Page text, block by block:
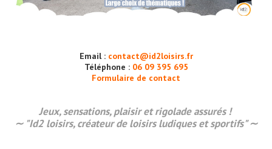
Email : contact@id2loisirs.fr
Téléphone : 06 09 395 695
Formulaire de contact
Jeux, sensations,plaisiret rigolade assurés !
∼ "Id2 loisirs, créateur de loisirs ludiques et sportifs" ∼